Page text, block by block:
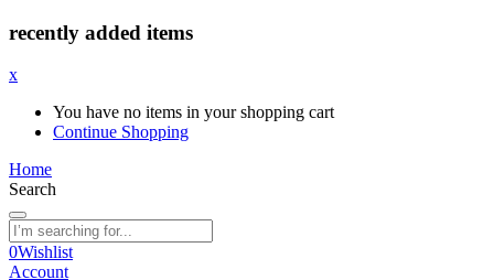
recently added items
x
You have no items in your shopping cart
Continue Shopping
Home
Search
0Wishlist
Account